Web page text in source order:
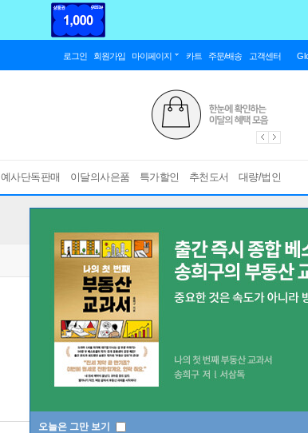
로그인 회원가입 마이페이지 카트 주문/배송 고객센터
예사단독판매 이달의사은품 특가할인 추천도서 대량/법인
오늘은 그만 보기